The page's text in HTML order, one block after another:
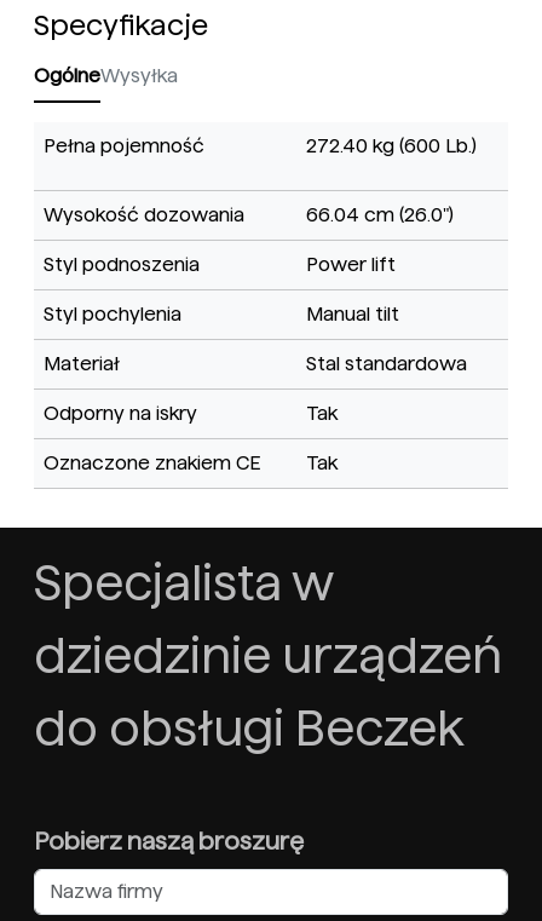
Specyfikacje
OgólneWysyłka
Pełna pojemność 272.40 kg (600 Lb.)
Wysokość dozowania 66.04 cm (26.0")
Styl podnoszenia Power lift
Styl pochylenia Manual tilt
Materiał Stal standardowa
Odporny na iskry Tak
Oznaczone znakiem CE Tak
Specjalista w
dziedzinie urządzeń
do obsługi Beczek
Pobierz naszą broszurę